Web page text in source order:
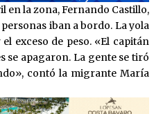
en la zona, Fernando Castillo,
iban a bordo. La yola
exceso de peso. «El capitán
se apagaron. La gente se tiró
contó la migrante María